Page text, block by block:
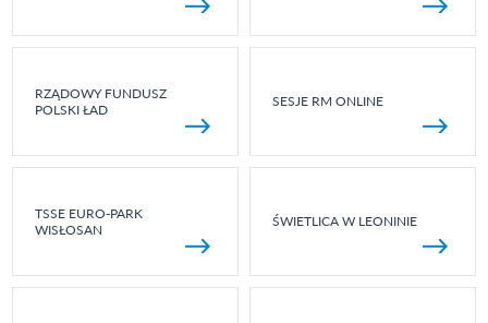
RZĄDOWY FUNDUSZ
POLSKI ŁAD
SESJE RM ONLINE
TSSE EURO-PARK
WISŁOSAN
ŚWIETLICA W LEONINIE